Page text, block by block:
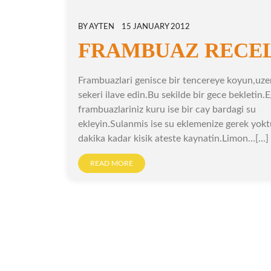
BY AYTEN 15 JANUARY 2012
FRAMBUAZ
Frambuazlari genisce bir tencereye
sekeri ilave edin.Bu sekilde bir gece
frambuazlariniz kuru ise bir cay bardagi su
ekleyin.Sulanmis ise su eklemenize gerek
dakika kadar kisik ateste kaynatin.Limon…[...]
READ MORE